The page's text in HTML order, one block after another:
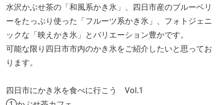
水沢かぶせ茶の「和風系かき氷」、四日市産のブルーベリ
ーをたっぷり使った「フルーツ系かき氷」、フォトジェニ
ックな「映えかき氷」とバリエーション豊かです。
可能な限り四日市市内のかき氷をご紹介したいと思ってお
ります。
四日市にかき氷を食べに行こう Vol.1